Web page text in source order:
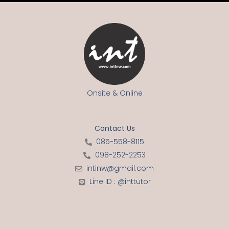
Onsite & Online
Contact Us
085-558-8115
098-252-2253
intinw@gmail.com
Line ID : @inttutor